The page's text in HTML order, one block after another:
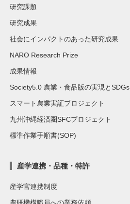
研究課題
研究成果
社会にインパクトのあった研究成果
NARO Research Prize
成果情報
Society5.0 農業・食品版の実現とSDGs
スマート農業実証プロジェクト
九州沖縄経済圏SFCプロジェクト
標準作業手順書(SOP)
産学連携・品種・特許
産学官連携制度